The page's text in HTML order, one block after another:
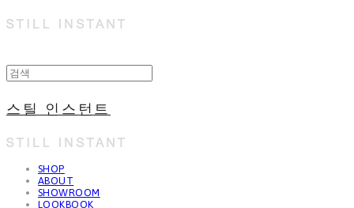
스틸 인스턴트
SHOP
ABOUT
SHOWROOM
LOOKBOOK